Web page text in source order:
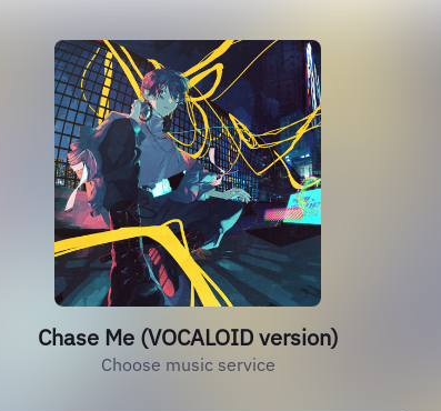
Chase Me (VOCALOID version)
Choose music service